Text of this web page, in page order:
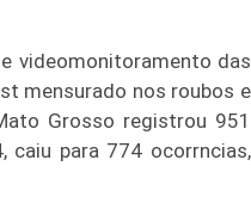
videomonitoramento das
mensurado nos roubos e
Grosso registrou 951
caiu para 774 ocorrncias,